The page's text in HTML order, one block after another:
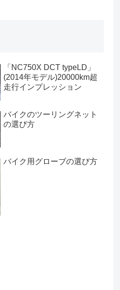
「NC750X DCT typeLD」
(2014年モデル)20000km超
走行インプレッション
バイクのツーリングネット
の選び方
バイク用グローブの選び方